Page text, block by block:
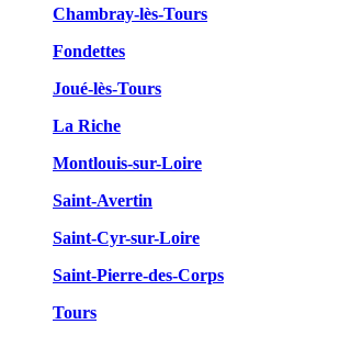
Chambray-lès-Tours
Fondettes
Joué-lès-Tours
La Riche
Montlouis-sur-Loire
Saint-Avertin
Saint-Cyr-sur-Loire
Saint-Pierre-des-Corps
Tours